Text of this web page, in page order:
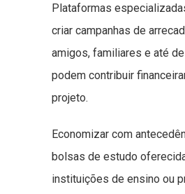
Plataformas
criar campanhas de
amigos, familiares e até
podem contribuir
projeto.
Economizar com
bolsas de estudo
instituições de ensino ou